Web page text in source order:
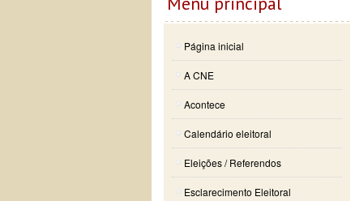
Página inicial
A CNE
Acontece
Calendário eleitoral
Eleições / Referendos
Esclarecimento Eleitoral